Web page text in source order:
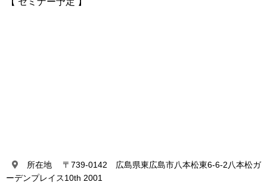
所在地 〒739-0142 広島県東広島市八本松東6-6-2八本松ガ
ーデンプレイス10th 2001